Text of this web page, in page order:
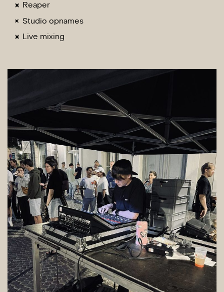
Reaper
Studio opnames
Live mixing